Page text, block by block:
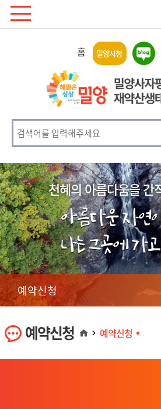
홈 밀양시청
천혜의 아름다움을 간
아름다운 자연
나는 그곳에 가
예약신청
예약신청 예약신청